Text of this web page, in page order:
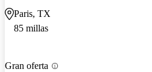
Paris, TX
85 millas
Gran oferta